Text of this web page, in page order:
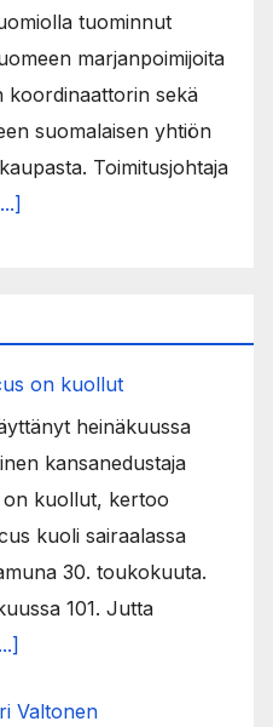
tuominnut
marjanpoimijoita
koordinaattorin sekä
suomalaisen yhtiön
Toimitusjohtaja
on kuollut
heinäkuussa
kansanedustaja
kuollut, kertoo
kuoli sairaalassa
30. toukokuuta.
101. Jutta
Valtonen